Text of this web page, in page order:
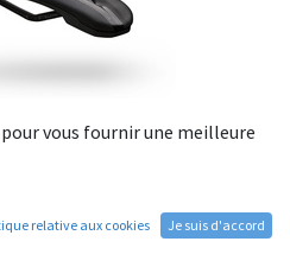
L:142mm
vous fournir une meilleure
relative aux cookies Je suis d'accord